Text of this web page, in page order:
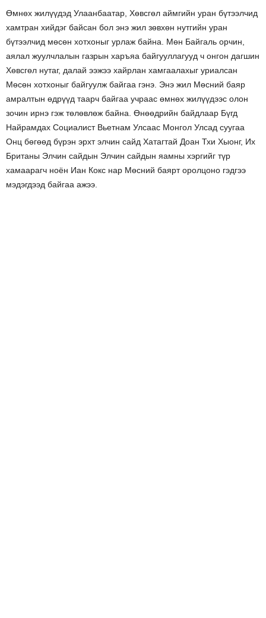
Өмнөх жилүүдэд Улаанбаатар, Хөвсгөл аймгийн уран бүтээлчид
хамтран хийдэг байсан бол энэ жил зөвхөн нутгийн уран
бүтээлчид мөсөн хотхоныг урлаж байна. Мөн Байгаль орчин,
аялал жуулчлалын газрын харъяа байгууллагууд ч онгон дагшин
Хөвсгөл нутаг, далай ээжээ хайрлан хамгаалахыг уриалсан
Мөсөн хотхоныг байгуулж байгаа гэнэ. Энэ жил Мөсний баяр
амралтын өдрүүд таарч байгаа учраас өмнөх жилүүдээс олон
зочин ирнэ гэж төлөвлөж байна. Өнөөдрийн байдлаар Бүгд
Найрамдах Социалист Вьетнам Улсаас Монгол Улсад суугаа
Онц бөгөөд бүрэн эрхт элчин сайд Хатагтай Доан Тхи Хыонг, Их
Британы Элчин сайдын Элчин сайдын яамны хэргийг түр
хамаарагч ноён Иан Кокс нар Мөсний баярт оролцоно гэдгээ
мэдэгдээд байгаа ажээ.